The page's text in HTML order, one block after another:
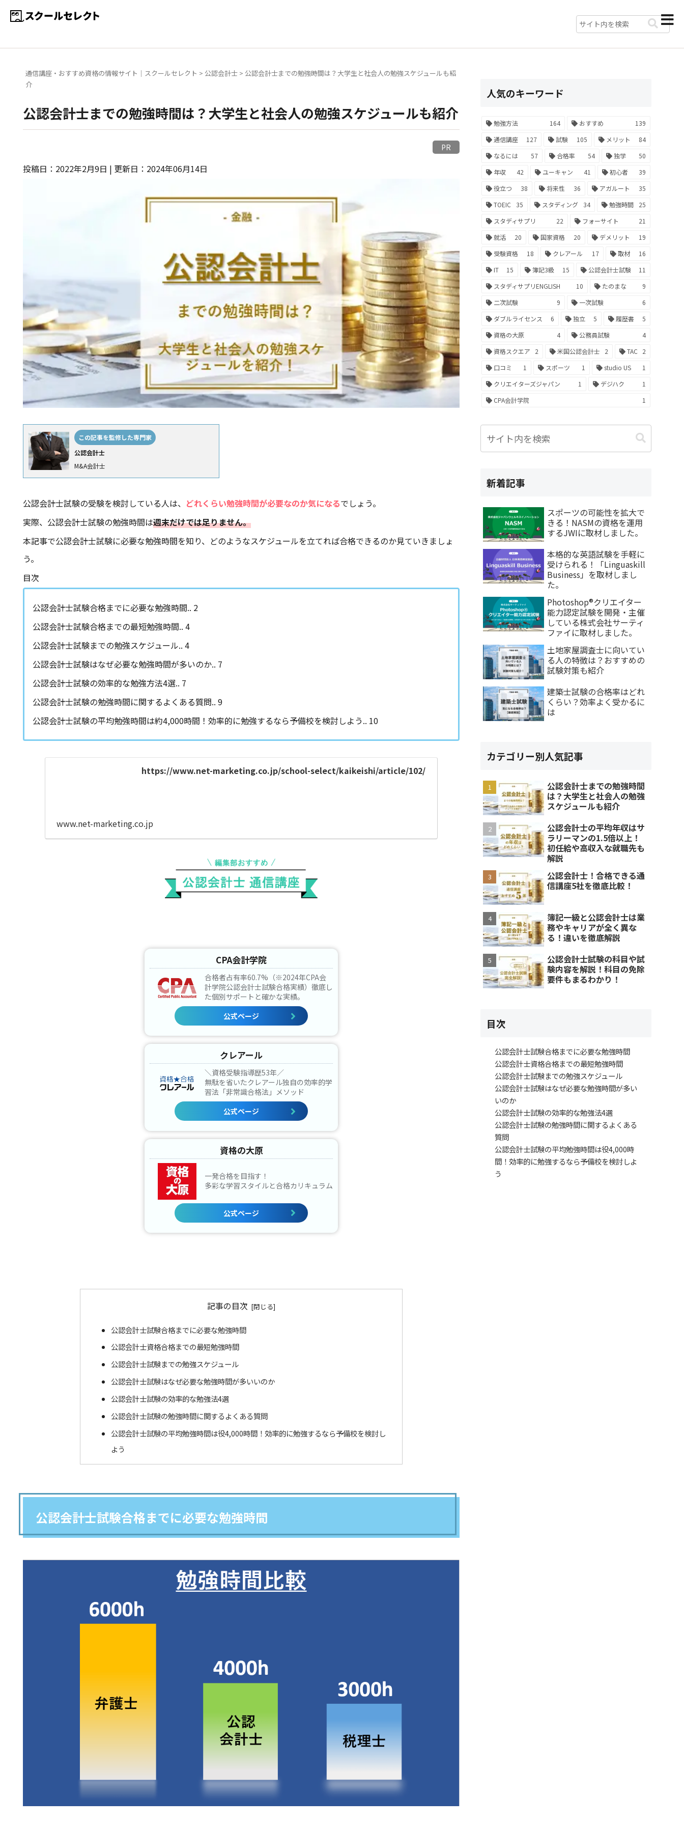
通信講座・おすすめ資格の情報サイト｜スクールセレクト > 公認会計士 > 公認会計士までの勉強時間は？大学生と社会人の勉強スケジュールも紹
介
公認会計士までの勉強時間は？大学生と社会人の勉強スケジュールも紹介
PR
投稿日：2022年2月9日 | 更新日：2024年06月14日
この記事を監修した専門家
公認会計士
M&A会計士
公認会計士試験の受験を検討している人は、 どれくらい勉強時間が必要なのか気になるでしょう。
実際、公認会計士試験の勉強時間は週末だけでは足りません。
本記事で公認会計士試験に必要な勉強時間を知り、どのようなスケジュールを立てれば合格できるのか見ていきましょ
う。
目次
公認会計士試験合格までに必要な勉強時間.. 2
公認会計士試験合格までの最短勉強時間.. 4
公認会計士試験までの勉強スケジュール.. 4
公認会計士試験はなぜ必要な勉強時間が多いのか.. 7
公認会計士試験の効率的な勉強方法4選.. 7
公認会計士試験の勉強時間に関するよくある質問.. 9
公認会計士試験の平均勉強時間は約4,000時間！効率的に勉強するなら予備校を検討しよう.. 10
https://www.net-marketing.co.jp/school-select/kaikeishi/article/102/
www.net-marketing.co.jp
CPA会計学院
合格者占有率60.7%（※2024年CPA会
計学院公認会計士試験合格実績）徹底し
た個別サポートと確かな実績。
公式ページ
クレアール
＼資格受験指導歴53年／
無駄を省いたクレアール独自の効率的学
習法「非常識合格法」メソッド
公式ページ
資格の大原
一発合格を目指す！
多彩な学習スタイルと合格カリキュラム
公式ページ
記事の目次
公認会計士試験合格までに必要な勉強時間
公認会計士資格合格までの最短勉強時間
公認会計士試験までの勉強スケジュール
公認会計士試験はなぜ必要な勉強時間が多いいのか
公認会計士試験の効率的な勉強法4選
公認会計士試験の勉強時間に関するよくある質問
公認会計士試験の平均勉強時間は役4,000時間！効率的に勉強するなら予備校を検討し
よう
公認会計士試験合格までに必要な勉強時間
人気のキーワード
勉強方法 164 おすすめ
139
通信講座
127 試験 105 メリット
84
なるには
57 合格率 54 独学
50
年収
42 ユーキャン 41 初心者
39
役立つ
38 将来性 36 アガルート
35
TOEIC
35 スタディング 34 勉強時間
25
スタディサプリ
22 フォーサイト
21
就活
20 国家資格 20 デメリット
19
受験資格
18 クレアール 17 取材
16
IT
15 簿記3級 15 公認会計士試験
11
スタディサプリENGLISH
10 たのまな
9
二次試験
9 一次試験
6
ダブルライセンス
6 独立 5 履歴書
5
資格の大原
4 公務員試験
4
資格スクエア
2 米国公認会計士 2 TAC
2
口コミ
1 スポーツ 1 studio US
1
クリエイターズジャパン
1 デジハク
1
CPA会計学院
1
新着記事
スポーツの可能性を拡大で
きる！NASMの資格を運用
するJWIに取材しました。
本格的な英語試験を手軽に
受けられる！「Linguaskill
Business」を取材しまし
た。
Photoshop®クリエイター
能力認定試験を開発・主催
している株式会社サーティ
ファイに取材しました。
土地家屋調査士に向いてい
る人の特徴は？おすすめの
試験対策も紹介
建築士試験の合格率はどれ
くらい？効率よく受かるに
は
カテゴリー別人気記事
公認会計士までの勉強時間
は？大学生と社会人の勉強
スケジュールも紹介
公認会計士の平均年収はサ
ラリーマンの1.5倍以上！
初任給や高収入な就職先も
解説
公認会計士！合格できる通
信講座5社を徹底比較！
簿記一級と公認会計士は業
務やキャリアが全く異な
る！違いを徹底解説
公認会計士試験の科目や試
験内容を解説！科目の免除
要件もまるわかり！
目次
公認会計士試験合格までに必要な勉強時間
公認会計士資格合格までの最短勉強時間
公認会計士試験までの勉強スケジュール
公認会計士試験はなぜ必要な勉強時間が多い
いのか
公認会計士試験の効率的な勉強法4選
公認会計士試験の勉強時間に関するよくある
質問
公認会計士試験の平均勉強時間は役4,000時
間！効率的に勉強するなら予備校を検討しよ
う